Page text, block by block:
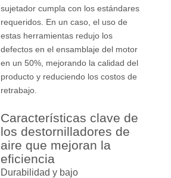
sujetador cumpla con los estándares
requeridos. En un caso, el uso de
estas herramientas redujo los
defectos en el ensamblaje del motor
en un 50%, mejorando la calidad del
producto y reduciendo los costos de
retrabajo.
Características clave de
los destornilladores de
aire que mejoran la
eficiencia
Durabilidad y bajo